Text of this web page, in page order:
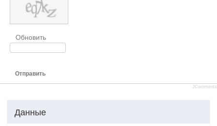
Обновить
Отправить
JComments
Данные